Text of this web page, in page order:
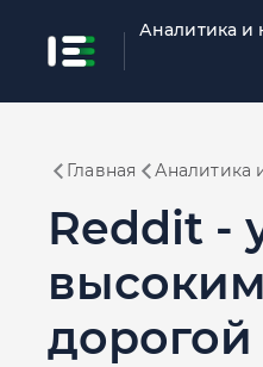
Аналитика и
Главная Аналитика
Reddit -